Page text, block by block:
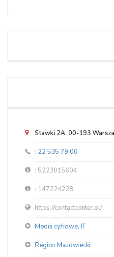
Stawki 2A, 00-193
: 22 535 79 00
: 5223015604
: 147224228
https://contactcenter.pl/
Media cyfrowe, IT
Region Mazowiecki